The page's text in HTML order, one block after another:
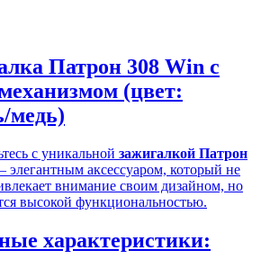
Патрон 308 Win с
(цвет:
медь)
с уникальной зажигалкой Патрон
элегантным аксессуаром, который не
внимание своим дизайном, но
высокой функциональностью.
характеристики: